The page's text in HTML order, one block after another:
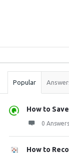
Stats
Popular
How to
0 Answers
How to